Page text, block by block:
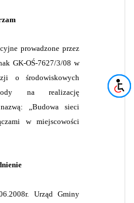
prowadzone przez
GK-OŚ-7627/3/08 w
o środowiskowych
na realizację
„Budowa sieci
w miejscowości
Urząd Gminy